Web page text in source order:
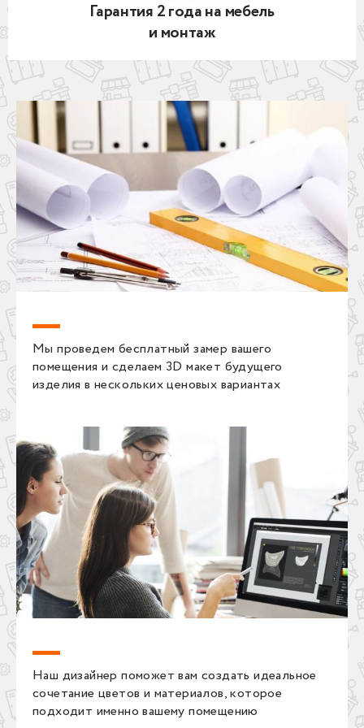
Гарантия 2 года на мебель
и монтаж
Мы проведем бесплатный замер вашего
помещения и сделаем 3D макет будущего
изделия в нескольких ценовых вариантах
Наш дизайнер поможет вам создать идеальное
сочетание цветов и материалов, которое
подходит именно вашему помещению